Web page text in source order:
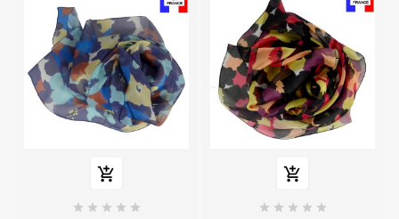

    

    